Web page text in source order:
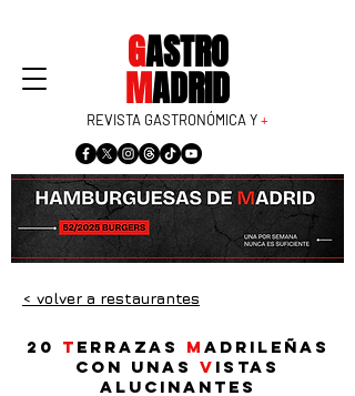
GASTRO
MADRID
REVISTA GASTRONÓMICA Y+
< volver a restaurantes
20 t errazas m adrileñas
con unas v istas
alucinantes